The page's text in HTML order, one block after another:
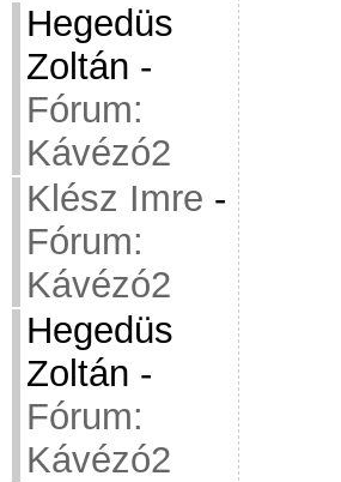
Hegedüs
Zoltán -
Fórum:
Kávézó2
Klész Imre -
Fórum:
Kávézó2
Hegedüs
Zoltán -
Fórum:
Kávézó2